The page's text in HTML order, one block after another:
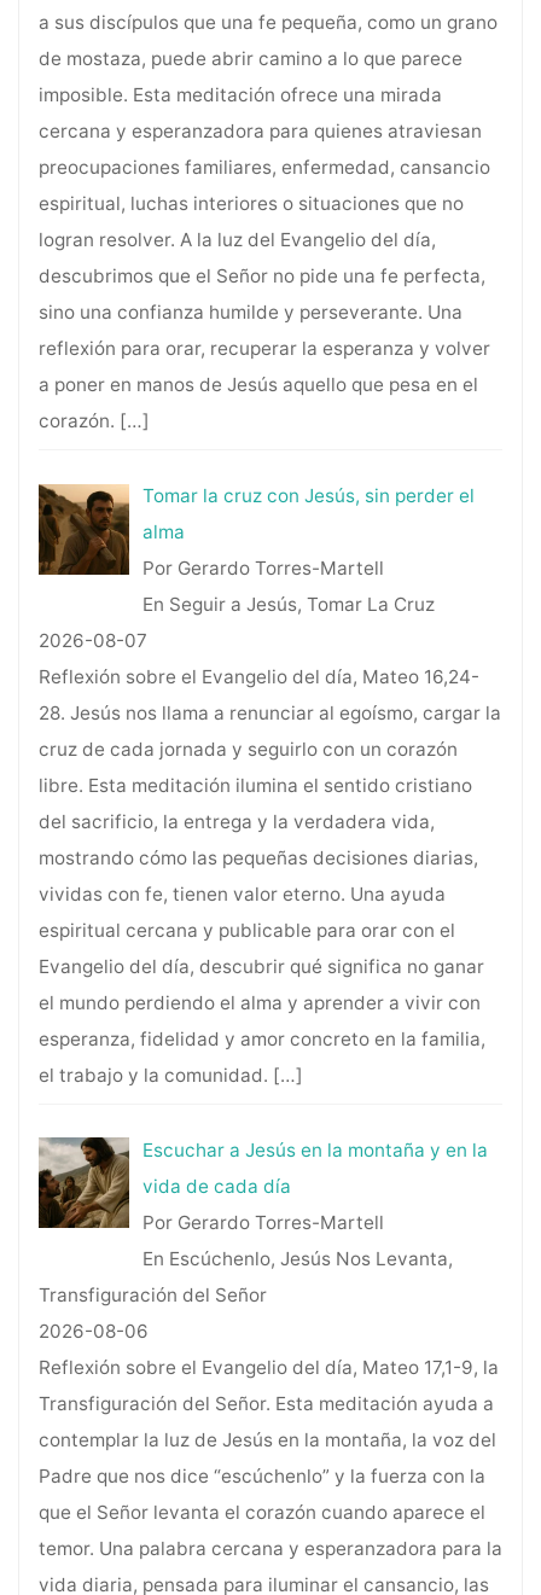
a sus discípulos que una fe pequeña, como un grano
de mostaza, puede abrir camino a lo que parece
imposible. Esta meditación ofrece una mirada
cercana y esperanzadora para quienes atraviesan
preocupaciones familiares, enfermedad, cansancio
espiritual, luchas interiores o situaciones que no
logran resolver. A la luz del Evangelio del día,
descubrimos que el Señor no pide una fe perfecta,
sino una confianza humilde y perseverante. Una
reflexión para orar, recuperar la esperanza y volver
a poner en manos de Jesús aquello que pesa en el
corazón. […]
Tomar la cruz con Jesús, sin perder el
alma
Por Gerardo Torres-Martell
En Seguir a Jesús, Tomar La Cruz
2026-08-07
Reflexión sobre el Evangelio del día, Mateo 16,24-
28. Jesús nos llama a renunciar al egoísmo, cargar la
cruz de cada jornada y seguirlo con un corazón
libre. Esta meditación ilumina el sentido cristiano
del sacrificio, la entrega y la verdadera vida,
mostrando cómo las pequeñas decisiones diarias,
vividas con fe, tienen valor eterno. Una ayuda
espiritual cercana y publicable para orar con el
Evangelio del día, descubrir qué significa no ganar
el mundo perdiendo el alma y aprender a vivir con
esperanza, fidelidad y amor concreto en la familia,
el trabajo y la comunidad. […]
Escuchar a Jesús en la montaña y en la
vida de cada día
Por Gerardo Torres-Martell
En Escúchenlo, Jesús Nos Levanta,
Transfiguración del Señor
2026-08-06
Reflexión sobre el Evangelio del día, Mateo 17,1-9, la
Transfiguración del Señor. Esta meditación ayuda a
contemplar la luz de Jesús en la montaña, la voz del
Padre que nos dice “escúchenlo” y la fuerza con la
que el Señor levanta el corazón cuando aparece el
temor. Una palabra cercana y esperanzadora para la
vida diaria, pensada para iluminar el cansancio, las